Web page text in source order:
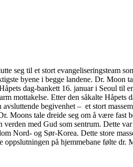
seg til et stort evangeliseringsteam
byene i begge landene. Dr. Moon
dag-bankett 16. januar i Seoul til
mottakelse. Etter den såkalte Håpets
begivenhet – et stort
Moons tale dreide seg om å være fast
med Gud som sentrum. Dette
Nord- og Sør-Korea. Dette store
oppslutningen på hjemmebane følte dr.